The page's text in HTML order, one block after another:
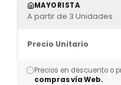
MAYORISTA
A partir de 3 Unidades
Precio Unitario
Precios en descuento o
compras vía Web.